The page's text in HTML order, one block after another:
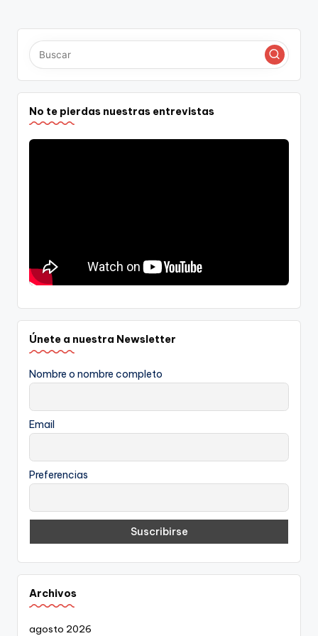
No te pierdas nuestras entrevistas
Únete a nuestra Newsletter
Nombre o nombre completo
Email
Preferencias
Archivos
agosto 2026